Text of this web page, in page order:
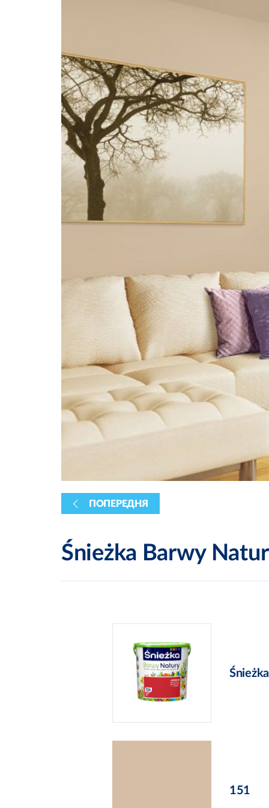
ПОПЕРЕДНЯ
Śnieżka Barwy
151